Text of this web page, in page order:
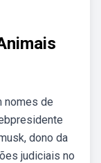
nomes de
dono da
judiciais no